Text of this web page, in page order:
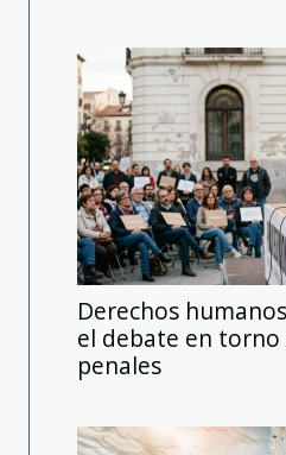
Derechos
el debate en torno
penales